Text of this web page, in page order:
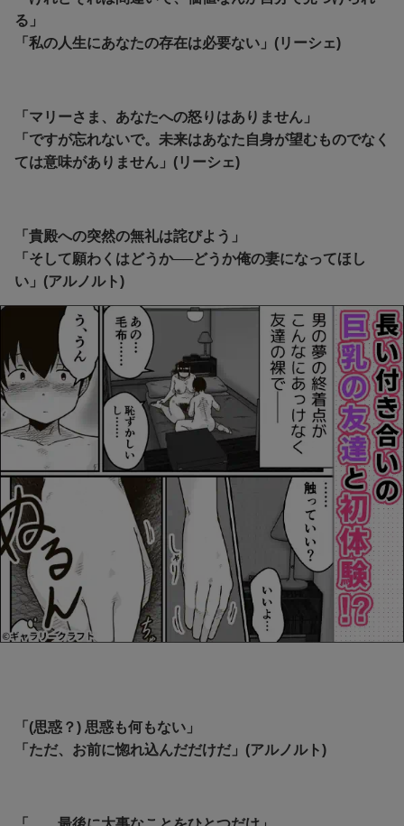
る」
「私の人生にあなたの存在は必要ない」(リーシェ)
「マリーさま、あなたへの怒りはありません」
「ですが忘れないで。未来はあなた自身が望むものでなく
ては意味がありません」(リーシェ)
「貴殿への突然の無礼は詫びよう」
「そして願わくはどうか──どうか俺の妻になってほし
い」(アルノルト)
「(思惑？) 思惑も何もない」
「ただ、お前に惚れ込んだだけだ」(アルノルト)